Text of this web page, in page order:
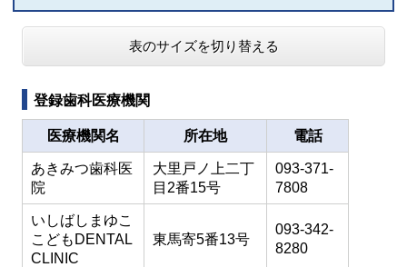
表のサイズを切り替える
登録歯科医療機関
医療機関名 所在地 電話
あきみつ歯科医
院
大里戸ノ上二丁
目2番15号
093-371-
7808
いしばしまゆこ
こどもDENTAL
CLINIC
東馬寄5番13号
093-342-
8280